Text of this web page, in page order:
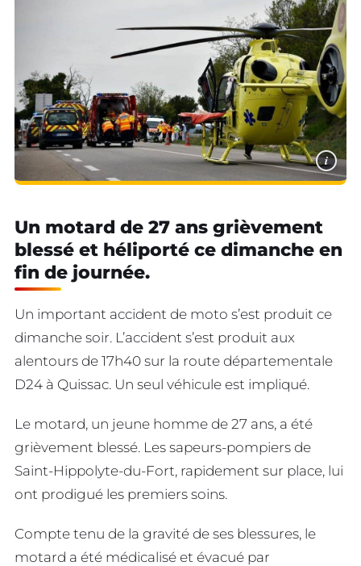
i
Un motard de 27 ans grièvement
blessé et héliporté ce dimanche en
fin de journée.
Un important accident de moto s’est produit ce
dimanche soir. L’accident s’est produit aux
alentours de 17h40 sur la route départementale
D24 à Quissac. Un seul véhicule est impliqué.
Le motard, un jeune homme de 27 ans, a été
grièvement blessé. Les sapeurs-pompiers de
Saint-Hippolyte-du-Fort, rapidement sur place, lui
ont prodigué les premiers soins.
Compte tenu de la gravité de ses blessures, le
motard a été médicalisé et évacué par